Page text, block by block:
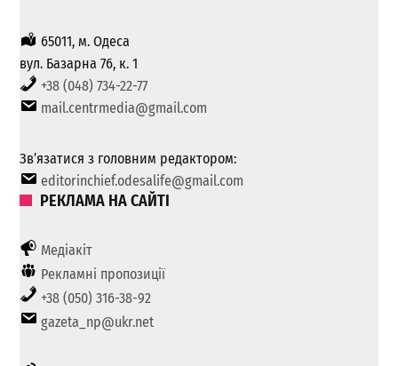
65011, м. Одеса
вул. Базарна 76, к. 1
+38 (048) 734-22-77
mail.centrmedia@gmail.com
Зв’язатися з головним редактором:
editorinchief.odesalife@gmail.com
РЕКЛАМА НА САЙТІ
Медіакіт
Рекламні пропозиції
+38 (050) 316-38-92
gazeta_np@ukr.net